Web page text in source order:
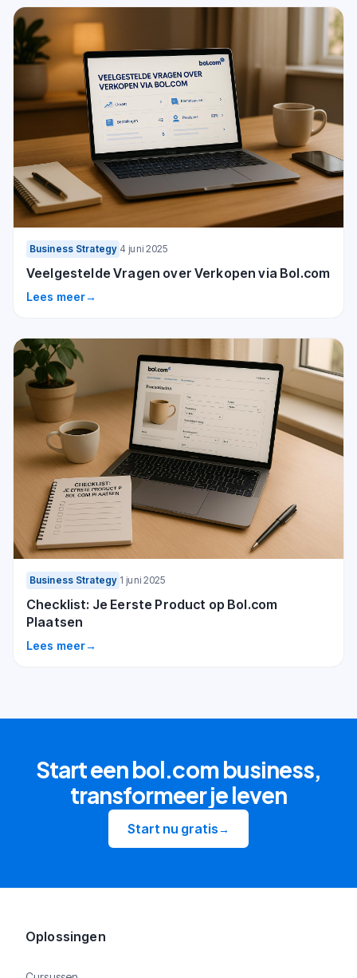
Business Strategy 4 juni 2025
Veelgestelde Vragen over Verkopen via Bol.com
Lees meer→
Business Strategy 1 juni 2025
Checklist: Je Eerste Product op Bol.com
Plaatsen
Lees meer→
Start een bol.com business,
transformeer je leven
Start nu gratis→
Oplossingen